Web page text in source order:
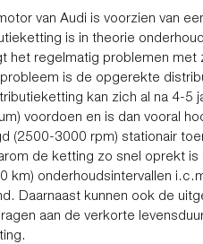
van Audi is voorzien van
is in theorie
het regelmatig problemen
is de opgerekte
kan zich al na 4-5
voordoen en is dan vooral
(2500-3000 rpm) stationair
de ketting zo snel oprekt is
km) onderhoudsintervallen
Daarnaast kunnen ook de
aan de verkorte